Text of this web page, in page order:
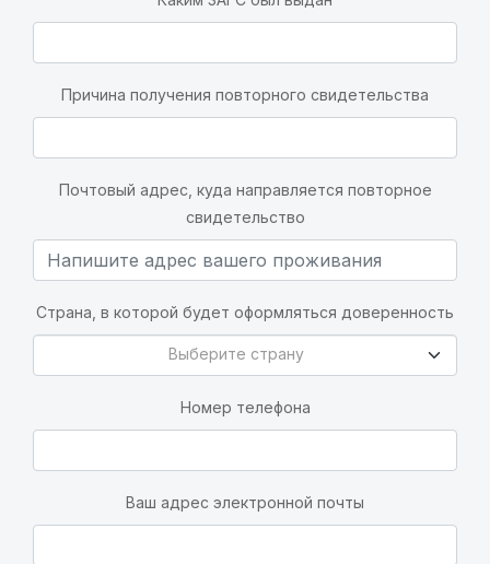
Причина получения повторного свидетельства
Почтовый адрес, куда направляется повторное
свидетельство
Страна, в которой будет оформляться доверенность
Выберите странуВыберите страну
Номер телефона
Ваш адрес электронной почты